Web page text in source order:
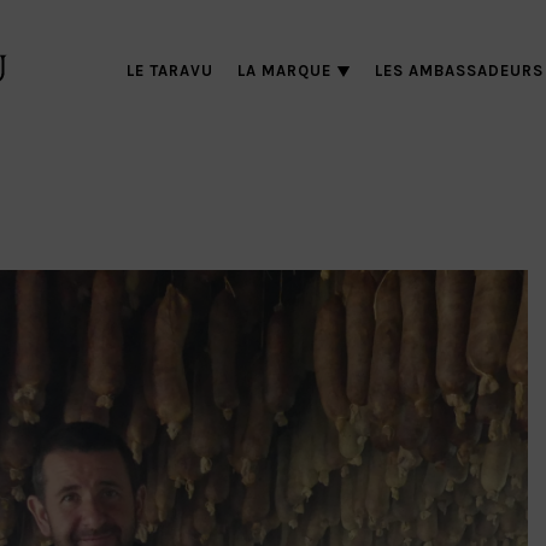
LE TARAVU LA MARQUE LES AMBASSADEURS